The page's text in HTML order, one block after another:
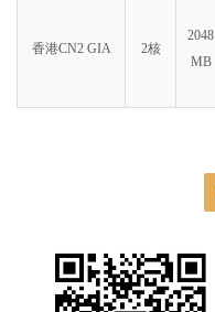
香港CN2 GIA 2核
2048
MB